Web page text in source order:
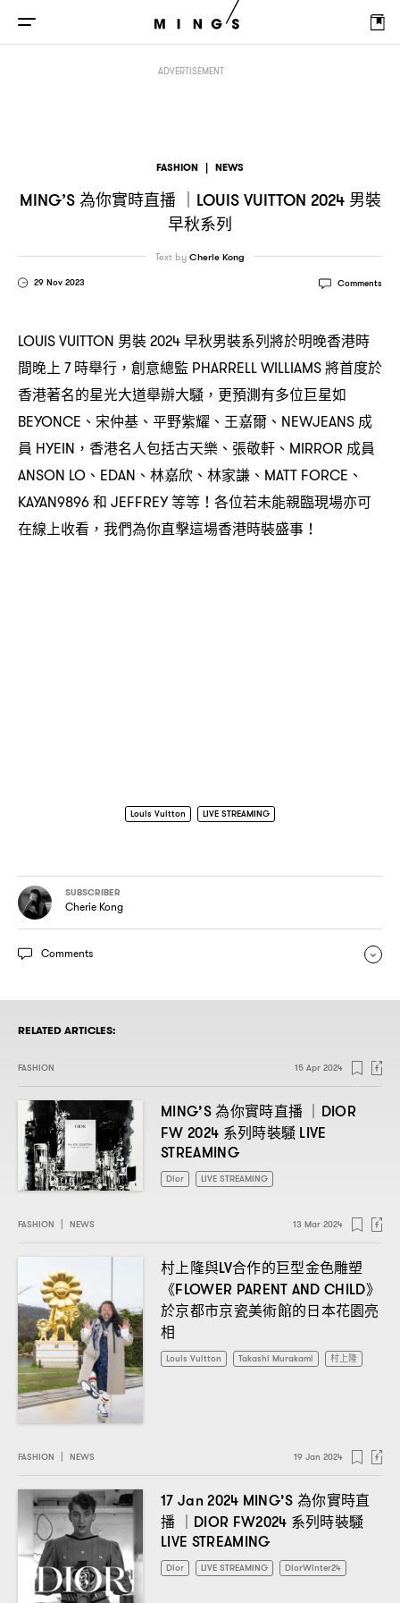
ADVERTISEMENT
FASHION | NEWS
MING’S為你實時直播 ｜LOUIS VUITTON 2024 男裝
早秋系列
29 Nov 2023
Text byCherie Kong
Comments
LOUIS VUITTON 男裝2024早秋男裝系列將於明晚香港時
間晚上 7時舉行 ， 創意總監 PHARRELL WILLIAMS將首度於
香港著名的星光大道舉辦大騷 ， 更預測有多位巨星如
BEYONCE 、宋仲基、平野紫耀、王嘉爾、 NEWJEANS 成
員 HYEIN， 香港名人包括古天樂、張敬軒、 MIRROR 成員
ANSON LO 、 EDAN 、林嘉欣、林家謙、 MATT FORCE 、
KAYAN9896和 JEFFREY等等 ！ 各位若未能親臨現場亦可
在線上收看 ， 我們為你直撃這場香港時裝盛事 ！
Louis Vuitton LIVE STREAMING
SUBSCRIBER
Cherie Kong
Comments
RELATED ARTICLES:
FASHION 15 Apr 2024
MING’S為你實時直播 ｜DIOR
FW 2024 系列時裝騷 LIVE
STREAMING
Dior LIVE STREAMING
FASHION | NEWS 13 Mar 2024
村上隆與LV合作的巨型金色雕塑
《FLOWER PARENT AND CHILD》
於京都市京瓷美術館的日本花園亮
相
Louis Vuitton Takashi Murakami 村上隆
FASHION NEWS 19 Jan 2024
17 Jan 2024 MING’S為你實時直
播 ｜DIOR FW2024 系列時裝騷
LIVE STREAMING
Dior LIVE STREAMING DiorWinter24
｜LOUIS VUITTON 2024